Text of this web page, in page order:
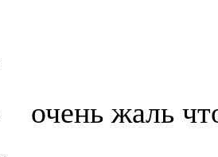
очень жаль